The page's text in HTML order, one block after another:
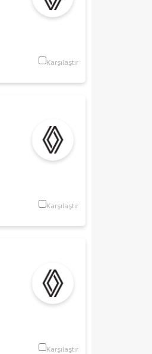
Karşılaştır
Karşılaştır
Karşılaştır